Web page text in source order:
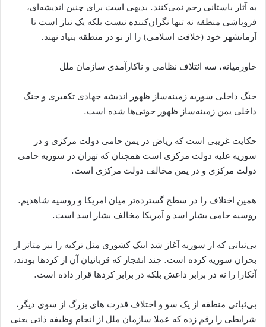
به آثار باستانی رحم نمی‌کنند. بدیهی است برای چنین اندیشه‌ای،
فروپاشی منطقه نه تنها نگران‌کننده نیست بلکه یک نیاز است تا
آرمانشهر خود (خلافت اسلامی) را از نو در منطقه بنیاد نهند.
خاورمیانه، سه ائتلاف نظامی و ناکارآمدی سازمان ملل
جنگ داخلی سوریه زمینه‌ساز ظهور اندیشه جهادی تکفیری و جنگ
داخلی یمن زمینه‌ساز ظهور حوثی‌ها شده است.
حکایت غریبی است که ریاض در یمن حامی دولت مرکزی و در
سوریه علیه دولت مرکزی است همچنان که تهران در سوریه حامی
دولت مرکزی و در یمن مخالف دولت مرکزی است.
همین اختلاف را در سطح گسترده‌تر میان امریکا و روسیه شاهدیم.
روسیه حامی بشار اسد و آمریکا مخالف بشار اسد است.
بی‌ثباتی که از سوریه آغاز شد اینک کشوری مثل ترکیه را نیز متاثر از
بحران سوریه کرده است. چند انفجار که قربانیان آن از کردها بودند،
آنکارا را نه در برابر داعش بلکه در برابر کردها قرار داده است.
بی‌ثباتی منطقه از یک سو و اختلاف قدرت های بزرگ از سوی دیگر،
شرایطی را رقم زده که عملا سازمان ملل از انجام وظیفه ذاتی یعنی